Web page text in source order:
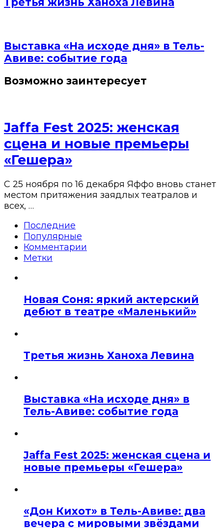
Выставка «На исходе дня» в Тель-
Авиве: событие года
Возможно заинтересует
Jaffa Fest 2025: женская
сцена и новые премьеры
«Гешера»
С 25 ноября по 16 декабря Яффо вновь станет
местом притяжения заядлых театралов и
всех, …
Последние
Популярные
Комментарии
Метки
Новая Соня: яркий актерский
дебют в театре «Маленький»
Третья жизнь Ханоха Левина
Выставка «На исходе дня» в
Тель-Авиве: событие года
Jaffa Fest 2025: женская сцена и
новые премьеры «Гешера»
«Дон Кихот» в Тель-Авиве: два
вечера с мировыми звёздами